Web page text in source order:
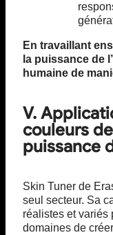
En travaillant
la puissance de
humaine de
V.
couleurs
puissance
Skin Tuner de
seul secteur. Sa
réalistes et variés
domaines de